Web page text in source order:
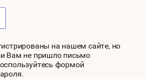
на нашем сайте, но
Вам не пришло письмо
формой